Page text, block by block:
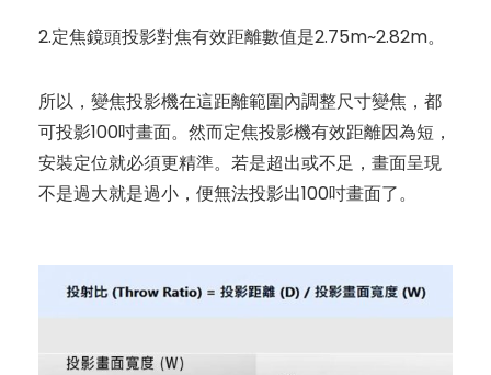
2.定焦鏡頭投影對焦有效距離數值是2.75m~2.82m。
所以，變焦投影機在這距離範圍內調整尺寸變焦，都
可投影100吋畫面。然而定焦投影機有效距離因為短，
安裝定位就必須更精準。若是超出或不足，畫面呈現
不是過大就是過小，便無法投影出100吋畫面了。